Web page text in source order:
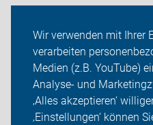
Wir verwenden mit Ihrer
verarbeiten
Medien (z.B. YouTube)
Analyse- und
‚Alles akzeptieren‘
‚Einstellungen‘ können
ADFC Neuss
Sei dabei
Presse